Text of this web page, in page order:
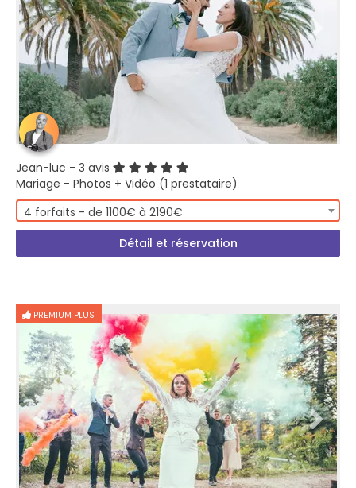
Jean-luc - 3 avis
Mariage - Photos + Vidéo (1 prestataire)
4 forfaits - de 1100€ à 2190€
Détail et réservation
PREMIUM PLUS